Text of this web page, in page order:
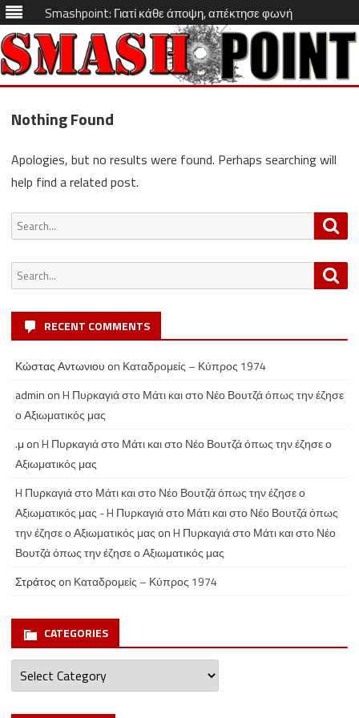
Smashpoint: Γιατί κάθε άποψη, απέκτησε φωνή
Skip
Nothing Found
Apologies, but no results were found. Perhaps searching will
help find a related post.
Search
for:
Search
for:
RECENT COMMENTS
Κώστας Αντωνιου on Καταδρομείς – Κύπρος 1974
admin onH Πυρκαγιά στο Μάτι και στο Νέο Βουτζά όπως την έζησε
ο Αξιωματικός μας
.μ onH Πυρκαγιά στο Μάτι και στο Νέο Βουτζά όπως την έζησε ο
Αξιωματικός μας
H Πυρκαγιά στο Μάτι και στο Νέο Βουτζά όπως την έζησε ο
Αξιωματικός μας - H Πυρκαγιά στο Μάτι και στο Νέο Βουτζά όπως
την έζησε ο Αξιωματικός μας onH Πυρκαγιά στο Μάτι και στο Νέο
Βουτζά όπως την έζησε ο Αξιωματικός μας
Στράτος on Καταδρομείς – Κύπρος 1974
CATEGORIES
Categories